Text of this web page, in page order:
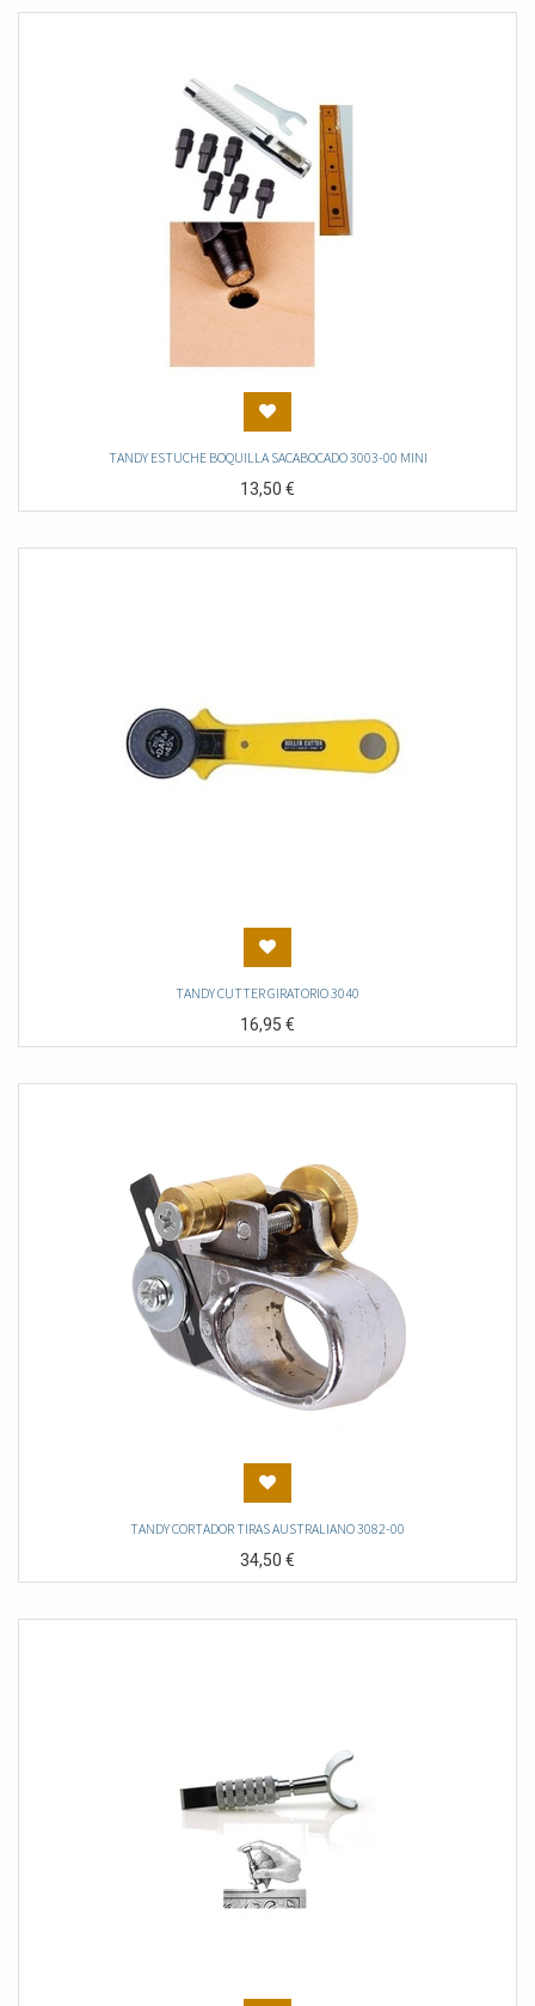
TANDY ESTUCHE BOQUILLA SACABOCADO 3003-00 MINI
13,50€
TANDY CUTTER GIRATORIO 3040
16,95€
TANDY CORTADOR TIRAS AUSTRALIANO 3082-00
34,50€